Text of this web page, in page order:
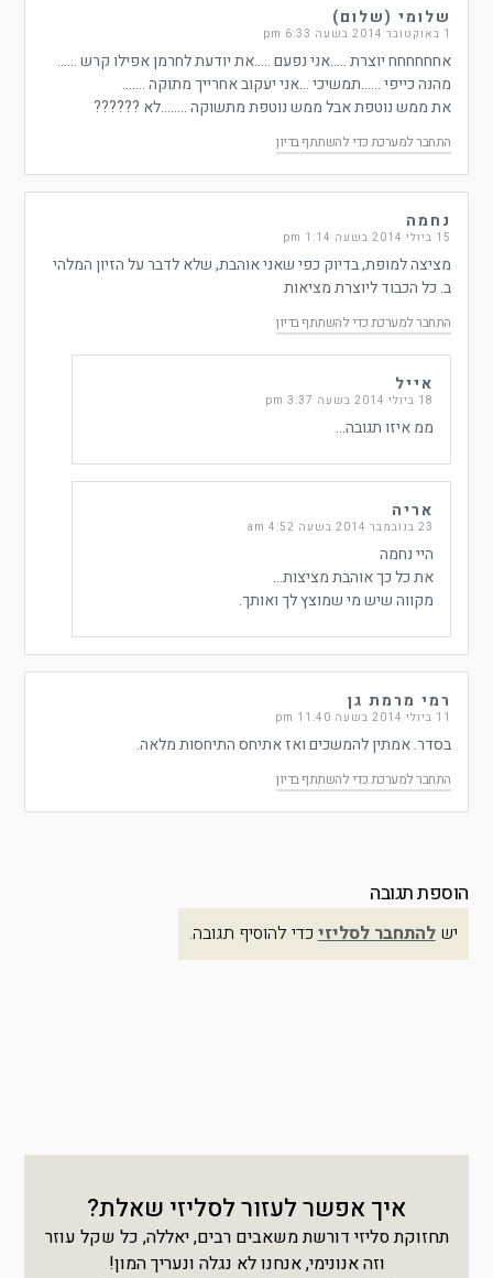
שלומי (שלום)
1 באוקטובר 2014 בשעה 6:33 pm
אחחחחחח יוצרת …..אני נפעם …..את יודעת לחרמן אפילו קרש ……
מהנה כייפי ……תמשיכי …אני יעקוב אחרייך מתוקה …….
את ממש נוטפת אבל ממש נוטפת מתשוקה ……..לא ??????
התחבר למערכת כדי להשתתף בדיון
נחמה
15 ביולי 2014 בשעה 1:14 pm
מציצה למופת, בדיוק כפי שאני אוהבת, שלא לדבר על הזיון המלהי
ב. כל הכבוד ליוצרת מציאות
התחבר למערכת כדי להשתתף בדיון
אייל
18 ביולי 2014 בשעה 3:37 pm
ממ איזו תגובה…
אריה
23 בנובמבר 2014 בשעה 4:52 am
היי נחמה
את כל כך אוהבת מציצות…
מקווה שיש מי שמוצץ לך ואותך.
רמי מרמת גן
11 ביולי 2014 בשעה 11:40 pm
בסדר. אמתין להמשכים ואז אתיחס התיחסות מלאה.
התחבר למערכת כדי להשתתף בדיון
הוספת תגובה
ישלהתחבר לסליזיכדי להוסיף תגובה.
איך אפשר לעזור לסליזי שאלת?
תחזוקת סליזי דורשת משאבים רבים, יאללה, כל שקל עוזר
וזה אנונימי, אנחנו לא נגלה ונעריך המון!